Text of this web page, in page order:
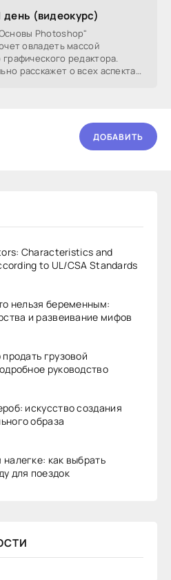
(видеокурс)
Photoshop"
овладеть массой
редактора.
расскажет о всех аспектах
ДОБАВИТЬ
Characteristics and
to UL/CSA Standards
нельзя беременным:
и развеивание мифов
грузовой
руководство
искусство создания
образа
как выбрать
для поездок